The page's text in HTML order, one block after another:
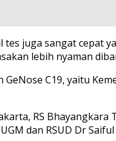
juga sangat cepat
lebih nyaman
C19, yaitu
RS Bhayangkara
dan RSUD Dr